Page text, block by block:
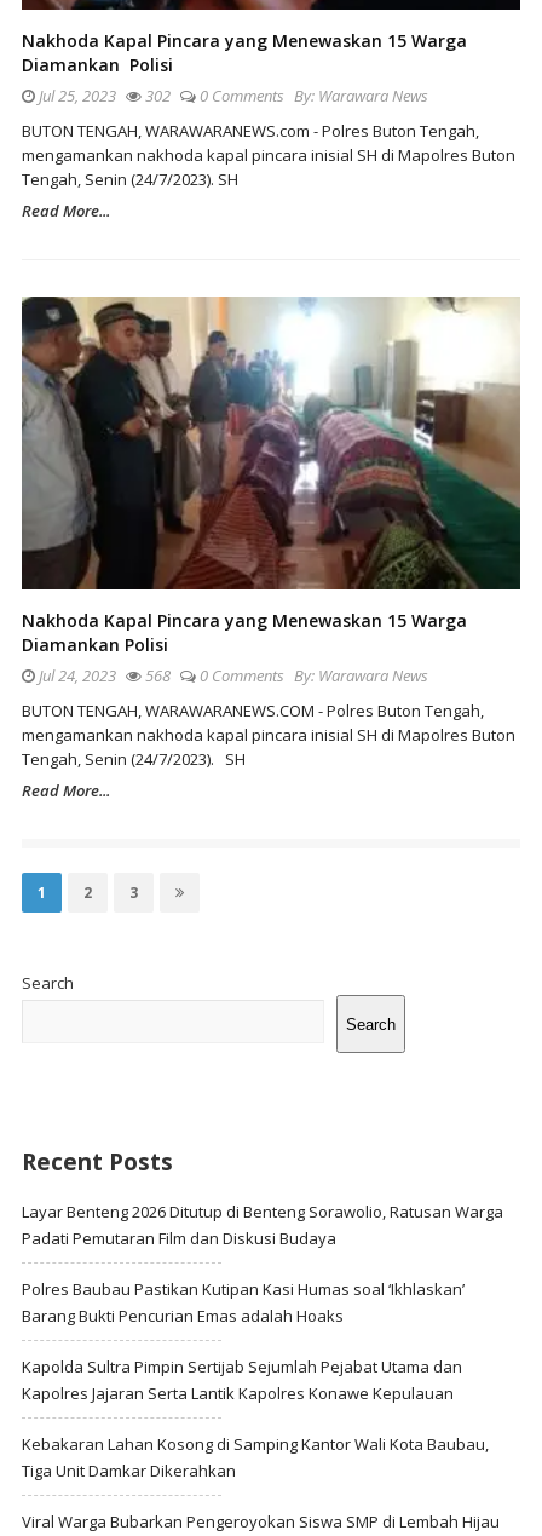
Nakhoda Kapal Pincara yang Menewaskan 15 Warga
Diamankan Polisi
Jul 25, 2023 302 0 Comments By: Warawara News
BUTON TENGAH, WARAWARANEWS.com - Polres Buton Tengah,
mengamankan nakhoda kapal pincara inisial SH di Mapolres Buton
Tengah, Senin (24/7/2023). SH
Read More...
Nakhoda Kapal Pincara yang Menewaskan 15 Warga
Diamankan Polisi
Jul 24, 2023 568 0 Comments By: Warawara News
BUTON TENGAH, WARAWARANEWS.COM - Polres Buton Tengah,
mengamankan nakhoda kapal pincara inisial SH di Mapolres Buton
Tengah, Senin (24/7/2023). SH
Read More...
pagination
Page
1 Page
2 Page
3
Search
Search
Recent Posts
Layar Benteng 2026 Ditutup di Benteng Sorawolio, Ratusan Warga
Padati Pemutaran Film dan Diskusi Budaya
Polres Baubau Pastikan Kutipan Kasi Humas soal ‘Ikhlaskan’
Barang Bukti Pencurian Emas adalah Hoaks
Kapolda Sultra Pimpin Sertijab Sejumlah Pejabat Utama dan
Kapolres Jajaran Serta Lantik Kapolres Konawe Kepulauan
Kebakaran Lahan Kosong di Samping Kantor Wali Kota Baubau,
Tiga Unit Damkar Dikerahkan
Viral Warga Bubarkan Pengeroyokan Siswa SMP di Lembah Hijau